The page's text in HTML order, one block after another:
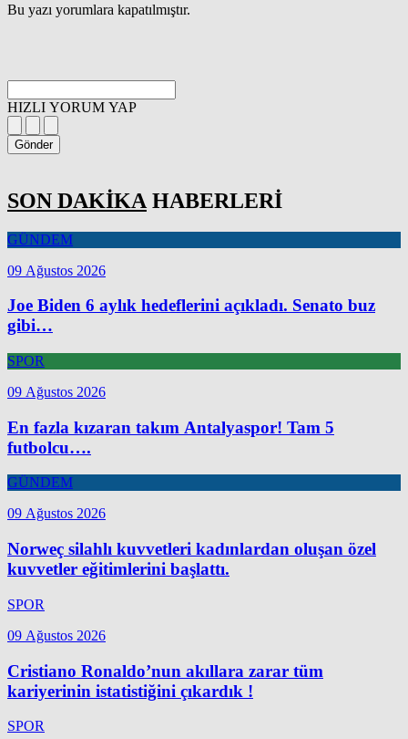
Bu yazı yorumlara kapatılmıştır.
HIZLI YORUM YAP
Gönder
SON DAKİKA HABERLERİ
GÜNDEM
09 Ağustos 2026
Joe Biden 6 aylık hedeflerini açıkladı. Senato buz
gibi…
SPOR
09 Ağustos 2026
En fazla kızaran takım Antalyaspor! Tam 5
futbolcu….
GÜNDEM
09 Ağustos 2026
Norweç silahlı kuvvetleri kadınlardan oluşan özel
kuvvetler eğitimlerini başlattı.
SPOR
09 Ağustos 2026
Cristiano Ronaldo’nun akıllara zarar tüm
kariyerinin istatistiğini çıkardık !
SPOR